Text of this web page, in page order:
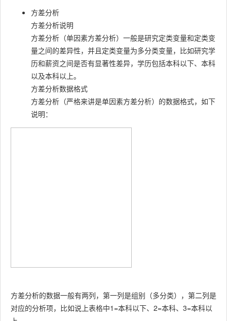
方差分析
方差分析说明
方差分析（单因素方差分析）一般是研究定类变量和定类变
量之间的差异性，并且定类变量为多分类变量，比如研究学
历和薪资之间是否有显著性差异，学历包括本科以下、本科
以及本科以上。
方差分析数据格式
方差分析（严格来讲是单因素方差分析）的数据格式，如下
说明：
方差分析的数据一般有两列，第一列是组别（多分类），第二列是
对应的分析项，比如说上表格中1=本科以下、2=本科、3=本科以